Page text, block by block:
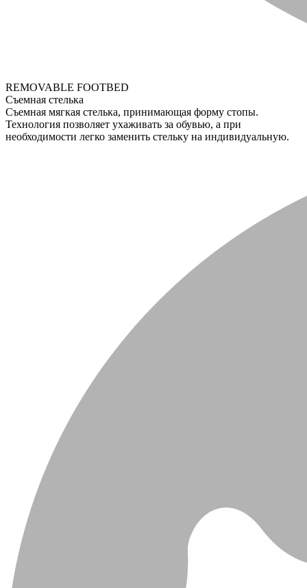
REMOVABLE FOOTBED
Съемная стелька
Съемная мягкая стелька, принимающая форму стопы.
Технология позволяет ухаживать за обувью, а при
необходимости легко заменить стельку на индивидуальную.